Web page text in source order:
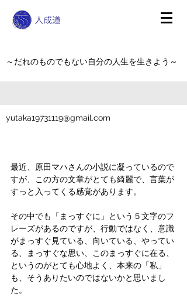
～だれのものでもない自分の人生を生きよう～
yutaka19731119@gmail.com
最近、原田マハさんの小説に凝っているので
すが、この方の文章がとても綺麗で、言葉が
すっと入ってくる感覚があります。
その中でも「まっすぐに」という５文字のフ
レーズがあるのですが、行動ではなく、意識
がまっすぐ見ている、向いている、やってい
る、まっすぐな思い、このまっすぐに在る、
というのがとても心地よく、本来の「私」
も、そうありたいのではないかと思いまし
た。